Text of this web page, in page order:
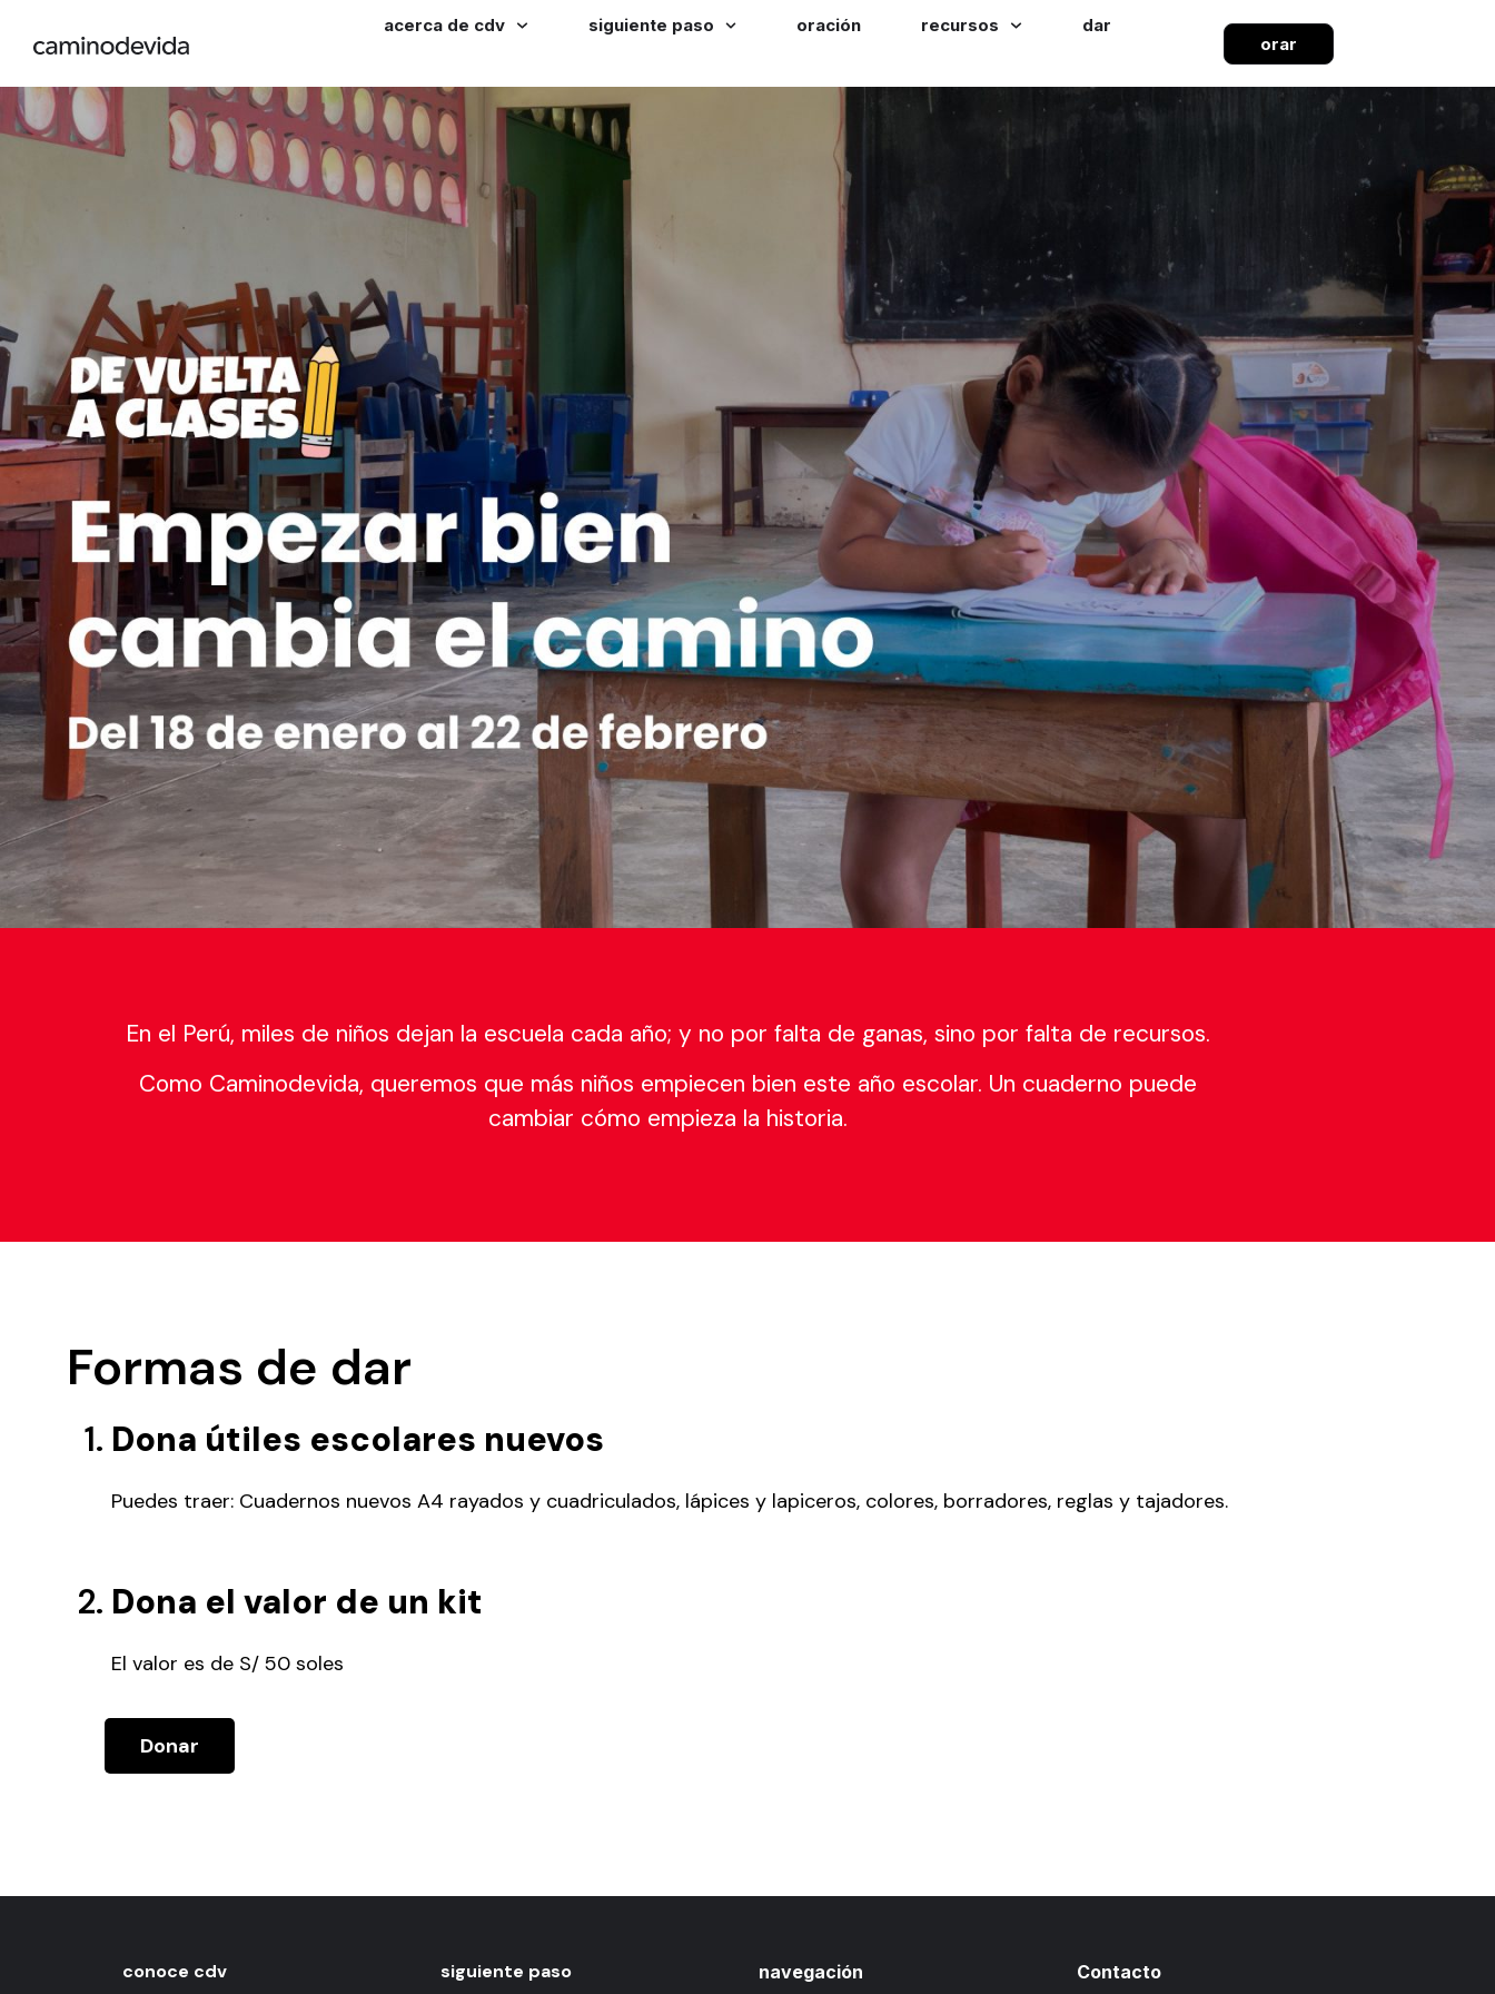
acerca de cdv siguiente paso oración recursos
dar
orar
En el Perú, miles de niños dejan la escuela cada año; y no por falta de ganas, sino por falta de recursos.
Como Caminodevida, queremos que más niños empiecen bien este año escolar. Un cuaderno puede
cambiar cómo empieza la historia.
Formas de dar
Dona útiles escolares nuevos
Puedes traer: Cuadernos nuevos A4 rayados y cuadriculados, lápices y lapiceros, colores, borradores, reglas y tajadores.
Dona el valor de un kit
El valor es de S/ 50 soles
Donar
conoce cdv siguiente paso navegación Contacto